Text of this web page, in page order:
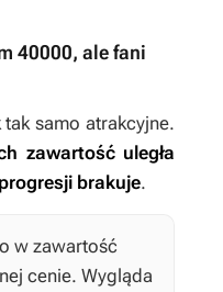
40000, ale fani
samo atrakcyjne.
zawartość uległa
brakuje.
w zawartość
cenie. Wygląda